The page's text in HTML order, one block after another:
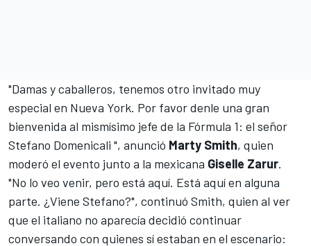
"Damas y caballeros, tenemos otro invitado muy
especial en Nueva York. Por favor denle una gran
bienvenida al mismísimo jefe de la Fórmula 1: el señor
Stefano Domenicali ", anunció Marty Smith, quien
moderó el evento junto a la mexicana Giselle Zarur.
"No lo veo venir, pero está aquí. Está aquí en alguna
parte. ¿Viene Stefano?", continuó Smith, quien al ver
que el italiano no aparecía decidió continuar
conversando con quienes sí estaban en el escenario: